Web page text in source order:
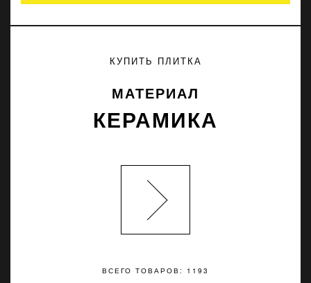
ВСЕГО ТОВАРОВ: 1193
КУПИТЬ ПЛИТКА
МАТЕРИАЛ
КЕРАМИКА